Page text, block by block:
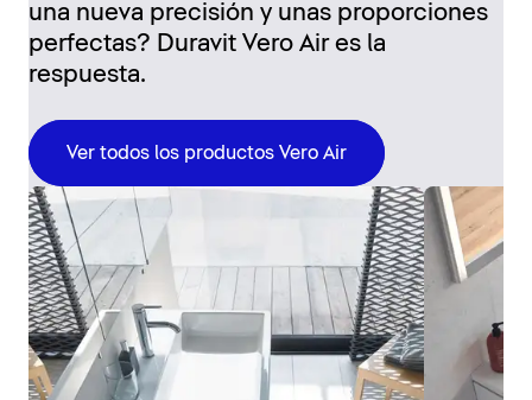
una nueva precisión y unas proporciones
perfectas? Duravit Vero Air es la
respuesta.
Ver todos los productos Vero Air